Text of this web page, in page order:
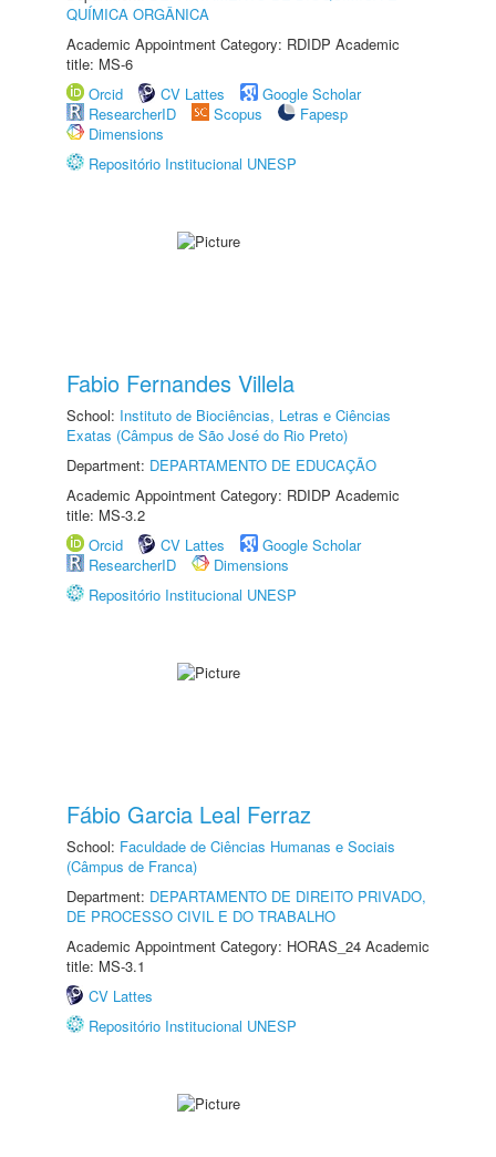
QUÍMICA ORGÂNICA
Academic Appointment Category: RDIDP Academic
title: MS-6
Orcid
CV Lattes
Google Scholar
ResearcherID
Scopus
Fapesp
Dimensions
Repositório Institucional UNESP
Fabio Fernandes Villela
School: Instituto de Biociências, Letras e Ciências
Exatas (Câmpus de São José do Rio Preto)
Department: DEPARTAMENTO DE EDUCAÇÃO
Academic Appointment Category: RDIDP Academic
title: MS-3.2
Orcid
CV Lattes
Google Scholar
ResearcherID
Dimensions
Repositório Institucional UNESP
Fábio Garcia Leal Ferraz
School: Faculdade de Ciências Humanas e Sociais
(Câmpus de Franca)
Department: DEPARTAMENTO DE DIREITO PRIVADO,
DE PROCESSO CIVIL E DO TRABALHO
Academic Appointment Category: HORAS_24 Academic
title: MS-3.1
CV Lattes
Repositório Institucional UNESP